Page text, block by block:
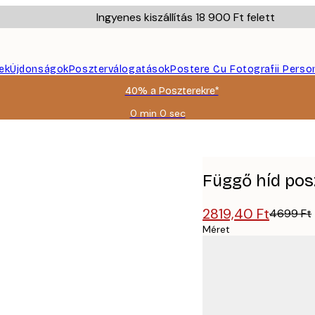
Ingyenes kiszállítás 18 900 Ft felett
ÚjdonságokPoszterválogatásokPostere Cu Fotografii
40% a Poszterekre*
0 min 0 sec
Érvényes:
Függő híd
2819,40 Ft4699 Ft
Méret